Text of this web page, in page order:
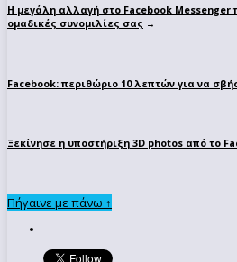
Η μεγάλη αλλαγή στο Facebook Messenger
ομαδικές συνομιλίες σας →
Facebook: περιθώριο 10 λεπτών για να
Ξεκίνησε η υποστήριξη 3D photos από το
Πήγαινε με πάνω ↑